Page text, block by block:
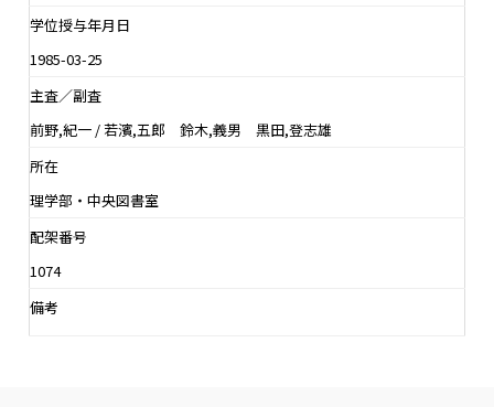
学位授与年月日
1985-03-25
主査／副査
前野,紀一 / 若濱,五郎 鈴木,義男 黒田,登志雄
所在
理学部・中央図書室
配架番号
1074
備考